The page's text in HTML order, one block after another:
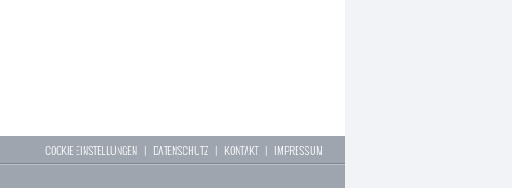
COOKIE EINSTELLUNGEN | DATENSCHUTZ | KONTAKT| IMPRESSUM